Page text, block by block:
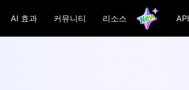
AI 효과 커뮤니티 리소스 API